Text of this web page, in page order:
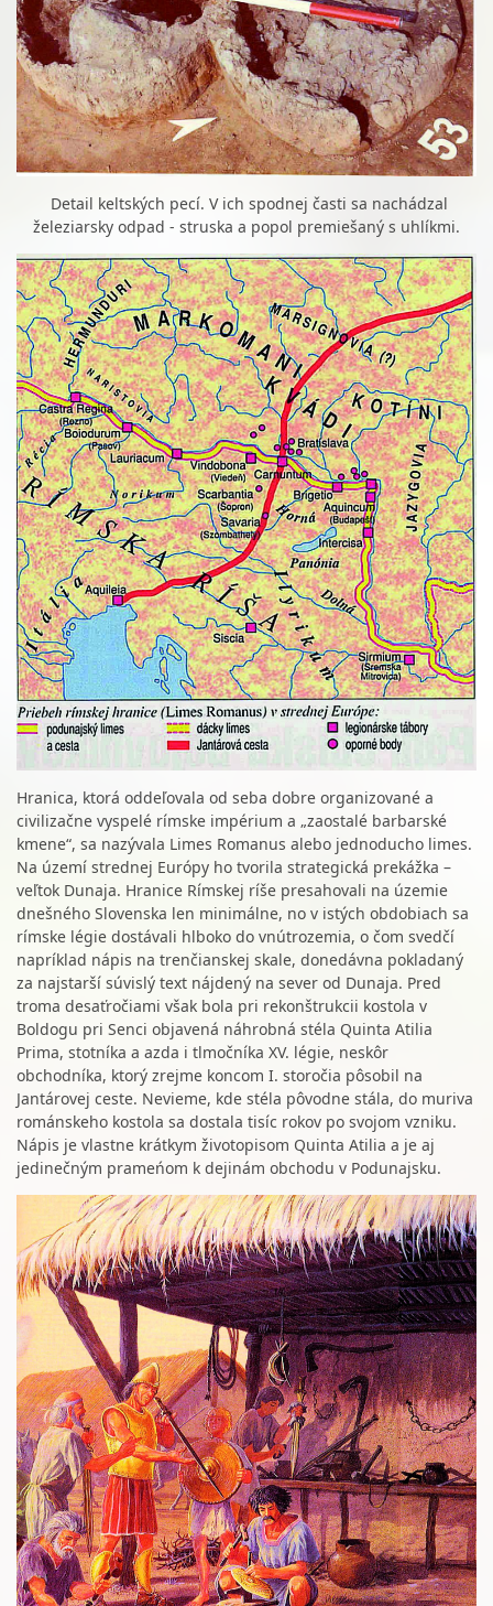
Detail keltských pecí. V ich spodnej časti sa nachádzal
železiarsky odpad - struska a popol premiešaný s uhlíkmi.
Hranica, ktorá oddeľovala od seba dobre organizované a
civilizačne vyspelé rímske impérium a „zaostalé barbarské
kmene“, sa nazývala Limes Romanus alebo jednoducho limes.
Na území strednej Európy ho tvorila strategická prekážka –
veľtok Dunaja. Hranice Rímskej ríše presahovali na územie
dnešného Slovenska len minimálne, no v istých obdobiach sa
rímske légie dostávali hlboko do vnútrozemia, o čom svedčí
napríklad nápis na trenčianskej skale, donedávna pokladaný
za najstarší súvislý text nájdený na sever od Dunaja. Pred
troma desaťročiami však bola pri rekonštrukcii kostola v
Boldogu pri Senci objavená náhrobná stéla Quinta Atilia
Prima, stotníka a azda i tlmočníka XV. légie, neskôr
obchodníka, ktorý zrejme koncom I. storočia pôsobil na
Jantárovej ceste. Nevieme, kde stéla pôvodne stála, do muriva
románskeho kostola sa dostala tisíc rokov po svojom vzniku.
Nápis je vlastne krátkym životopisom Quinta Atilia a je aj
jedinečným prameńom k dejinám obchodu v Podunajsku.